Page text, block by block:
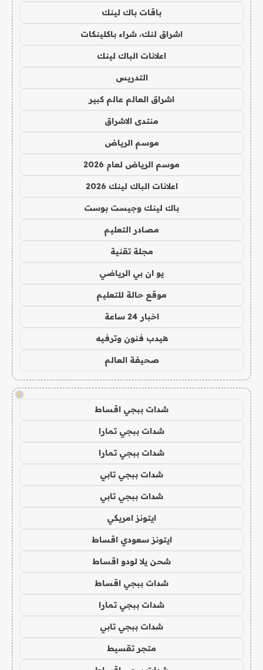
باقات باك لينك
اشراق لنك، شراء باكلينكات
اعلانات الباك لينك
التدريس
اشراق العالم عالم كبير
منتدى الاشراق
موسم الرياض
موسم الرياض لعام 2026
اعلانات الباك لينك 2026
باك لينك وجيست بوست
مصادر التعليم
مجلة تقنية
يو ان بي الرياضي
موقع حالة للتعليم
اخبار 24 ساعة
هيدب فنون وترفيه
صحيفة العالم
!
شدات ببجي اقساط
شدات ببجي تمارا
شدات ببجي تمارا
شدات ببجي تابي
شدات ببجي تابي
ايتونز امريكي
ايتونز سعودي اقساط
شحن يلا لودو اقساط
شدات ببجي اقساط
شدات ببجي تمارا
شدات ببجي تابي
متجر تقسيط